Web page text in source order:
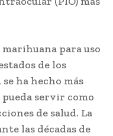
marihuana para uso
de los
ha hecho más
pueda servir como
de salud. La
las décadas de